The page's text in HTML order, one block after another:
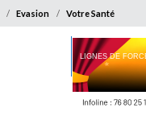
Evasion Votre Santé
LIGNES DE